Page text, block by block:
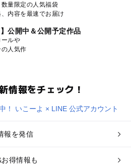
量限定の人気福袋
内容を最速でお届け
】公開中＆公開予定作品
ルや
人気作
情報をチェック！
報を発信
得情報も